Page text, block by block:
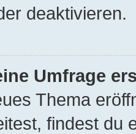
deaktivieren.
Umfrage
Thema
findest du